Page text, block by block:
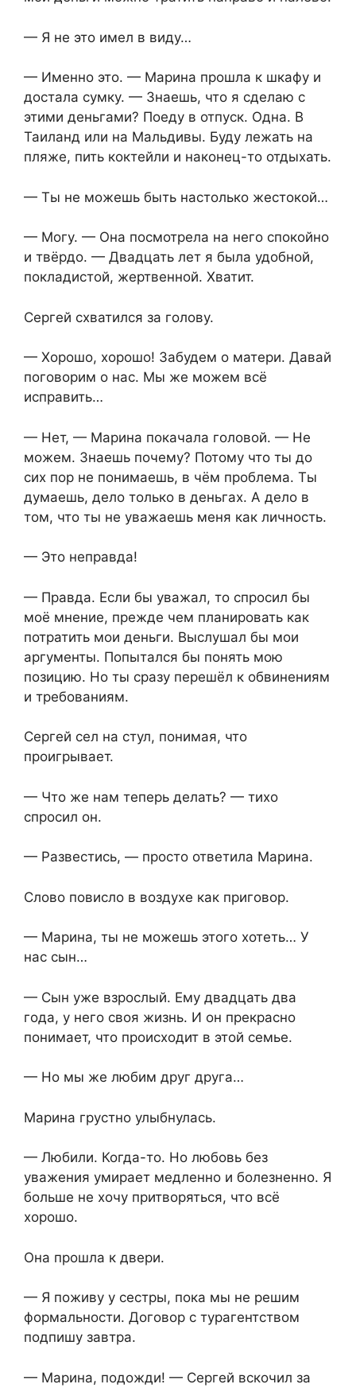
— Я не это имел в виду…
— Именно это. — Марина прошла к шкафу и
достала сумку. — Знаешь, что я сделаю с
этими деньгами? Поеду в отпуск. Одна. В
Таиланд или на Мальдивы. Буду лежать на
пляже, пить коктейли и наконец-то отдыхать.
— Ты не можешь быть настолько жестокой…
— Могу. — Она посмотрела на него спокойно
и твёрдо. — Двадцать лет я была удобной,
покладистой, жертвенной. Хватит.
Сергей схватился за голову.
— Хорошо, хорошо! Забудем о матери. Давай
поговорим о нас. Мы же можем всё
исправить…
— Нет, — Марина покачала головой. — Не
можем. Знаешь почему? Потому что ты до
сих пор не понимаешь, в чём проблема. Ты
думаешь, дело только в деньгах. А дело в
том, что ты не уважаешь меня как личность.
— Это неправда!
— Правда. Если бы уважал, то спросил бы
моё мнение, прежде чем планировать как
потратить мои деньги. Выслушал бы мои
аргументы. Попытался бы понять мою
позицию. Но ты сразу перешёл к обвинениям
и требованиям.
Сергей сел на стул, понимая, что
проигрывает.
— Что же нам теперь делать? — тихо
спросил он.
— Развестись, — просто ответила Марина.
Слово повисло в воздухе как приговор.
— Марина, ты не можешь этого хотеть… У
нас сын…
— Сын уже взрослый. Ему двадцать два
года, у него своя жизнь. И он прекрасно
понимает, что происходит в этой семье.
— Но мы же любим друг друга…
Марина грустно улыбнулась.
— Любили. Когда-то. Но любовь без
уважения умирает медленно и болезненно. Я
больше не хочу притворяться, что всё
хорошо.
Она прошла к двери.
— Я поживу у сестры, пока мы не решим
формальности. Договор с турагентством
подпишу завтра.
— Марина, подожди! — Сергей вскочил за